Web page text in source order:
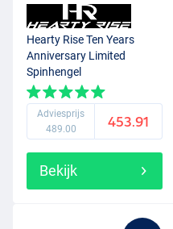
Hearty Rise Ten Years
Anniversary Limited
Spinhengel
Adviesprijs
489.00
453.91
Bekijk